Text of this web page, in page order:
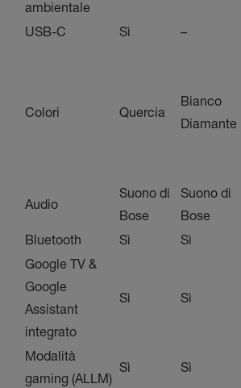
ambientale
USB-C Sì –
Colori Quercia
Bianco
Diamante
Audio
Suono di
Bose
Suono di
Bose
Bluetooth
Sì Sì
Google TV &
Google
Assistant
integrato
Sì Sì
Modalità
gaming (ALLM)
Sì Sì